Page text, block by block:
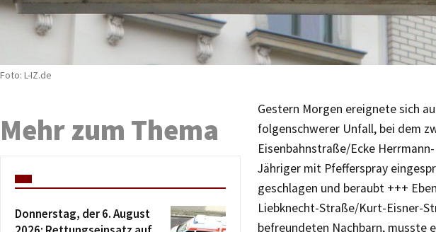
Foto: L-IZ.de
Gestern Morgen ereignete sich
folgenschwerer Unfall, bei dem
Eisenbahnstraße/Ecke
Jähriger mit Pfefferspray
geschlagen und beraubt +++
Liebknecht-Straße/Kurt-Eisner-
befreundeten Nachbarn, musste
Mehr zum Thema
Donnerstag, der 6. August